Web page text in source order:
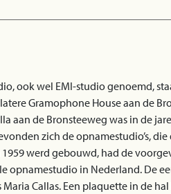
ook wel EMI-studio genoemd,
Gramophone House aan de
aan de Bronsteeweg was in de
zich de opnamestudio’s,
werd gebouwd, had de
opnamestudio in Nederland. De
Callas. Een plaquette in de